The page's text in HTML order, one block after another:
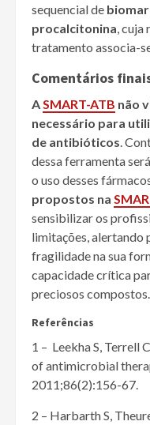
sequencial de
procalcitonina, cuja
tratamento associa-
Comentários
ASMART-ATB não
necessário para
de antibióticos.
dessa ferramenta
o uso desses
propostos na
sensibilizar os
limitações, alertando
fragilidade na sua
capacidade crítica
preciosos compostos.
Referências
1 – Leekha S, Terrell
of antimicrobial
2011;86(2):156-67.
2 – Harbarth S,